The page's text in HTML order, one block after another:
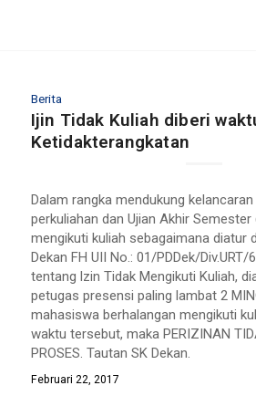
Berita
Ijin Tidak Kuliah diberi
Ketidakterangkatan
Dalam rangka mendukung
perkuliahan dan Ujian Akhir Semester
mengikuti kuliah sebagaimana diatur
Dekan FH UII No.: 01/PD­Dek/
tentang lzin Tidak Mengikuti Kuliah,
petugas presensi paling lambat 2
mahasiswa berhalangan mengikuti
waktu tersebut, maka PERIZINAN
PROSES. Tautan SK Dekan.
Februari 22, 2017